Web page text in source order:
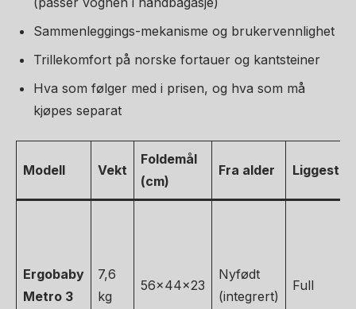
Sammenleggings-mekanisme og brukervennlighet
Trillekomfort på norske fortauer og kantsteiner
Hva som følger med i prisen, og hva som må
kjøpes separat
Modell Vekt
Foldemål
(cm)
Fra alder
Ergobaby
Metro 3
7,6
kg
56x44x23
Nyfødt
(integrert)
Full